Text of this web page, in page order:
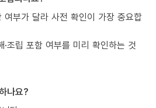
부가 달라 사전 확인이 가장 중요합
조립 포함 여부를 미리 확인하는 것
나요?